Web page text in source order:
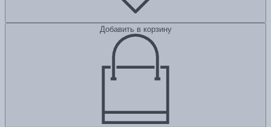
Добавить в корзину